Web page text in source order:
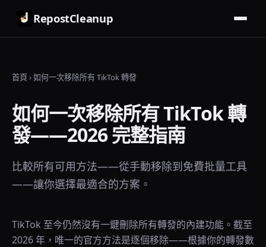
RepostCleanup
首頁 ›如何一次移除所有 TikTok 轉發
如何一次移除所有 TikTok 轉
發——2026 完整指南
比較所有可用方法——從手動移除到免費批量工具
——讓你選擇最適合的方案。
TikTok 至今仍然沒有一鍵刪除所有轉發的內建功能。截至
2026 年，唯一的官方方法是逐個移除——根據你的轉發數